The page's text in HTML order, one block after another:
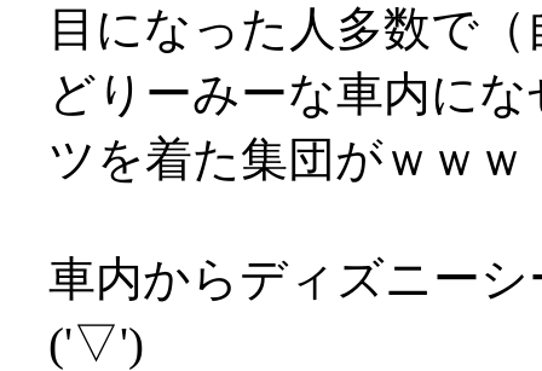
目になった人多数で
どりーみーな車内に
ツを着た集団がｗｗｗ
車内からディズニー
('▽')